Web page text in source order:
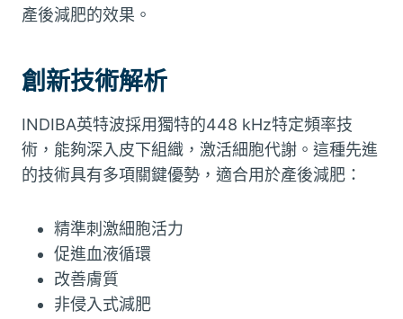
產後減肥的效果。
創新技術解析
INDIBA英特波採用獨特的448 kHz特定頻率技
術，能夠深入皮下組織，激活細胞代謝。這種先進
的技術具有多項關鍵優勢，適合用於產後減肥：
精準刺激細胞活力
促進血液循環
改善膚質
非侵入式減肥